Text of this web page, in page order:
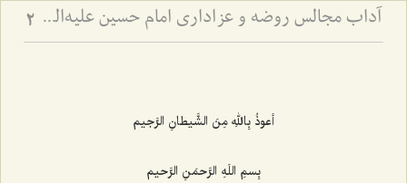
آداب مجالس روضه و عزاداری امام حسین علیه‌السلام - و توصیه‌های بزرگان دربارۀ ماه‌های محرّم و صفر 2
أعوذُ بِاللهِ مِنَ الشَّيطانِ الرَّجيم‌
بِسمِ اللَهِ الرَّحمَنِ الرَّحيم‌